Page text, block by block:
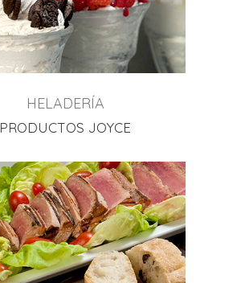
HELADERÍA
PRODUCTOS JOYCE